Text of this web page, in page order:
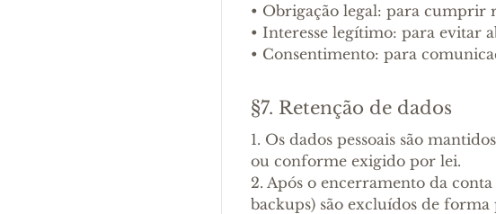
• Obrigação legal: para cumprir
• Interesse legítimo: para evitar
• Consentimento: para
§7. Retenção de dados
1. Os dados pessoais são
ou conforme exigido por lei.
2. Após o encerramento da
backups) são excluídos de